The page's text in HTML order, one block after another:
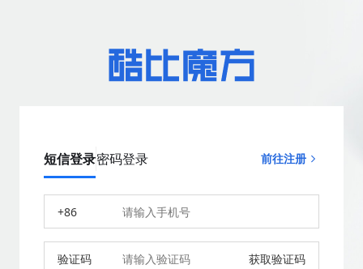
短信登录密码登录 前往注册
+86
验证码 获取验证码